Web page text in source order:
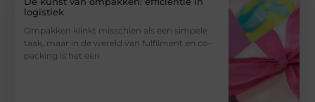
logistiek
Ompakken klinkt misschien als een simpele
taak, maar in de wereld van fulfilment en co-
packing is het een